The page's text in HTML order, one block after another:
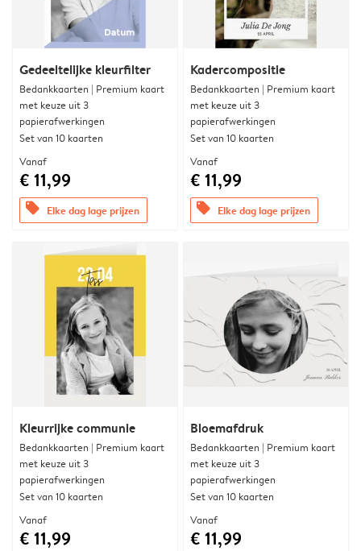
Gedeeltelijke kleurfilter
Bedankkaarten | Premium kaart
met keuze uit 3
papierafwerkingen
Set van 10 kaarten
Vanaf
€ 11,99
offers Elke dag lage prijzen
Kadercompositie
Bedankkaarten | Premium kaart
met keuze uit 3
papierafwerkingen
Set van 10 kaarten
Vanaf
€ 11,99
offers Elke dag lage prijzen
Kleurrijke communie
Bedankkaarten | Premium kaart
met keuze uit 3
papierafwerkingen
Set van 10 kaarten
Vanaf
€ 11,99
Bloemafdruk
Bedankkaarten | Premium kaart
met keuze uit 3
papierafwerkingen
Set van 10 kaarten
Vanaf
€ 11,99